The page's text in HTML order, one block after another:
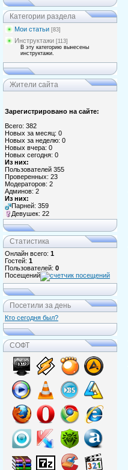
Категории раздела
Мои статьи [83]
Инструктажи [113]
В эту категорию вынесены
инструктажи.
Жители сайта
Зарегистрировано на сайте:
Всего: 382
Новых за месяц: 0
Новых за неделю: 0
Новых вчера: 0
Новых сегодня: 0
Из них:
Пользователей 355
Проверенных: 23
Модераторов: 2
Админов: 2
Из них:
Парней: 359
Девушек: 22
Статистика
Онлайн всего: 1
Гостей: 1
Пользователей: 0
Посещений
Посетили за день
Кто сегодня был?
СОФТ